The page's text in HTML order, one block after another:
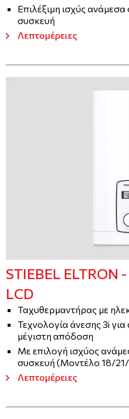
Επιλέξιμη ισχύς
συσκευή
Λεπτομέρειες
STIEBEL ELTRON
LCD
Ταχυθερμαντήρας με
Τεχνολογία άνεσης 3i
μέγιστη απόδοση
Με επιλογή ισχύος
συσκευή (Μοντέλο 18/
Λεπτομέρειες